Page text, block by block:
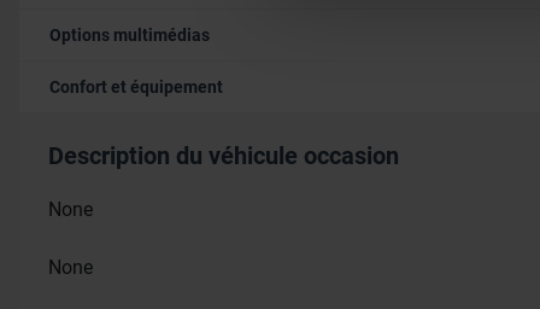
informations que vous
Options multimédias
Confort et équipement
Description du véhicule occasion
None
None